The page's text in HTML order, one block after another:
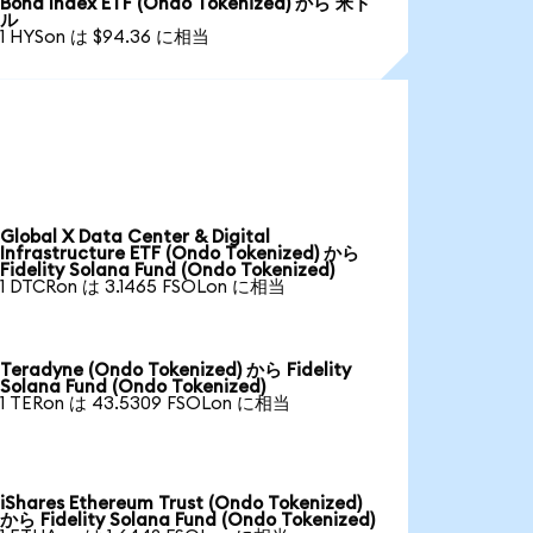
Bond Index ETF (Ondo Tokenized) から 米ド
ル
1 HYSon は $94.36 に相当
Global X Data Center & Digital
Infrastructure ETF (Ondo Tokenized) から
Fidelity Solana Fund (Ondo Tokenized)
1 DTCRon は 3.1465 FSOLon に相当
Teradyne (Ondo Tokenized) から Fidelity
Solana Fund (Ondo Tokenized)
1 TERon は 43.5309 FSOLon に相当
iShares Ethereum Trust (Ondo Tokenized)
から Fidelity Solana Fund (Ondo Tokenized)